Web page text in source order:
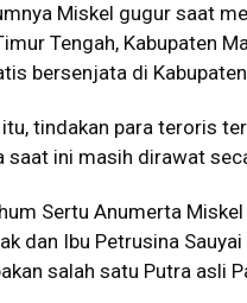
Miskel gugur saat
Tengah, Kabupaten
bersenjata di
itu, tindakan para teroris
saat ini masih dirawat
Sertu Anumerta
dan Ibu Petrusina
salah satu Putra asli